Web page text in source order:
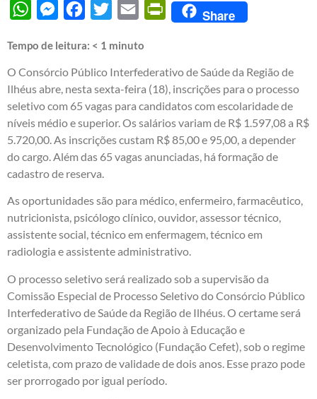
WhatsAppMessengerFacebook
Twitter Email PrintFriendly
Share
Tempo de leitura: < 1 minuto
O Consórcio Público Interfederativo de Saúde da Região de
Ilhéus abre, nesta sexta-feira (18), inscrições para o processo
seletivo com 65 vagas para candidatos com escolaridade de
níveis médio e superior. Os salários variam de R$ 1.597,08 a R$
5.720,00. As inscrições custam R$ 85,00 e 95,00, a depender
do cargo. Além das 65 vagas anunciadas, há formação de
cadastro de reserva.
As oportunidades são para médico, enfermeiro, farmacêutico,
nutricionista, psicólogo clínico, ouvidor, assessor técnico,
assistente social, técnico em enfermagem, técnico em
radiologia e assistente administrativo.
O processo seletivo será realizado sob a supervisão da
Comissão Especial de Processo Seletivo do Consórcio Público
Interfederativo de Saúde da Região de Ilhéus. O certame será
organizado pela Fundação de Apoio à Educação e
Desenvolvimento Tecnológico (Fundação Cefet), sob o regime
celetista, com prazo de validade de dois anos. Esse prazo pode
ser prorrogado por igual período.